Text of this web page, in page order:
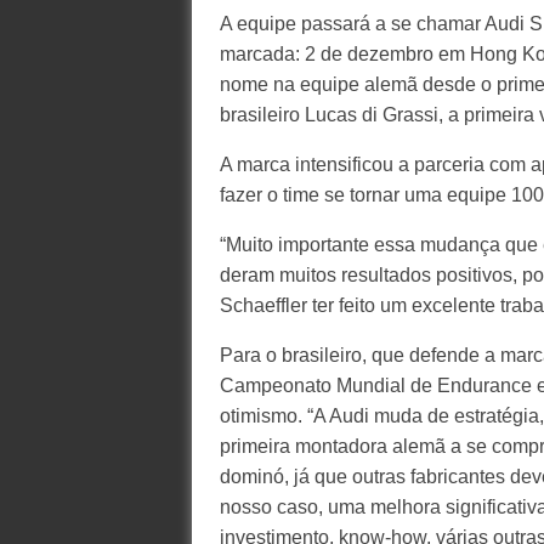
A equipe passará a se chamar Audi
marcada: 2 de dezembro em Hong
nome na equipe alemã desde o
brasileiro Lucas di Grassi, a
A marca intensificou a parceria com
fazer o time se tornar uma equipe
“Muito importante essa mudança
deram muitos resultados positivos,
Schaeffler ter feito um excelente
Para o brasileiro, que defende a
Campeonato Mundial de Endurance
otimismo. “A Audi muda de
primeira montadora alemã a se
dominó, já que outras fabricantes
nosso caso, uma melhora
investimento, know-how, várias